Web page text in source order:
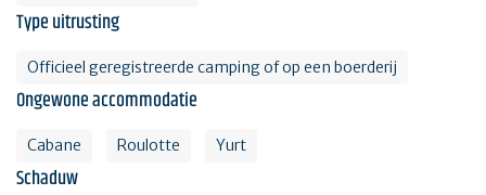
Type uitrusting
Officieel geregistreerde camping of op een boerderij
Ongewone accommodatie
Cabane Roulotte Yurt
Schaduw